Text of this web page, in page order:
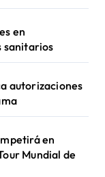
en
sanitarios
autorizaciones
en
Mundial de